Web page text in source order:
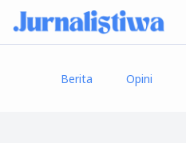
Berita Opini